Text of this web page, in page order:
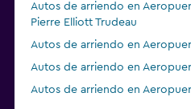
Autos de arriendo en
Pierre Elliott Trudeau
Autos de arriendo en
Autos de arriendo en
Autos de arriendo en